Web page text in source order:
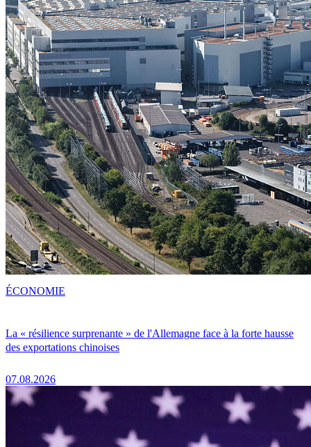
La « résilience surprenante » de l'Allemagne face à la forte hausse
des exportations chinoises
07.08.2026
ÉCONOMIE